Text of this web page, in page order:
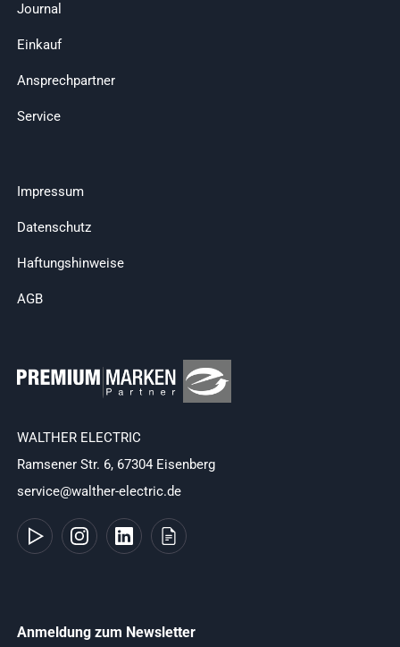
Journal
Einkauf
Ansprechpartner
Service
Impressum
Datenschutz
Haftungshinweise
AGB
WALTHER ELECTRIC
Ramsener Str. 6, 67304 Eisenberg
service@walther-electric.de
Anmeldung zum Newsletter